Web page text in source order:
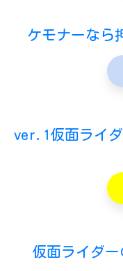
ケモナーなら
ver.1仮面ライ
仮面ライダ